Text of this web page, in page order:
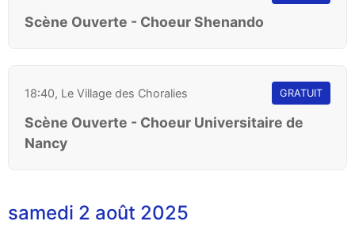
Scène Ouverte - Choeur Shenando
18:40, Le Village des Choralies GRATUIT
Scène Ouverte - Choeur Universitaire de
Nancy
samedi 2 août 2025